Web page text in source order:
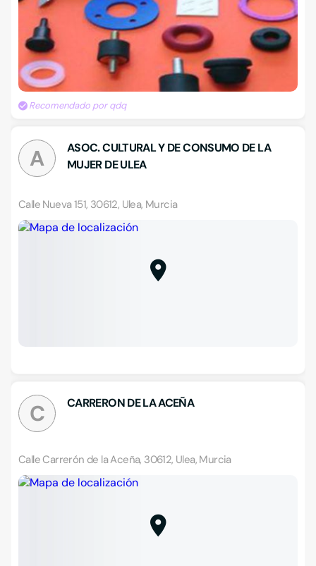
Recomendado por qdq
A
ASOC. CULTURAL Y DE CONSUMO DE LA
MUJER DE ULEA
Calle Nueva 151, 30612, Ulea, Murcia
C CARRERON DE LA ACEÑA
Calle Carrerón de la Aceña, 30612, Ulea, Murcia